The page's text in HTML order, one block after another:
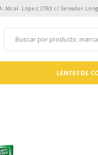
Mcal. López 3783 c/ Senador
LENTES DE